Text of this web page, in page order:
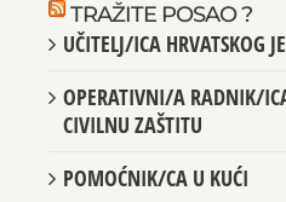
TRAŽITE POSAO ?
UČITELJ/ICA HRVATSKOG
OPERATIVNI/A RADNIK/
CIVILNU ZAŠTITU
POMOĆNIK/CA U KUĆI